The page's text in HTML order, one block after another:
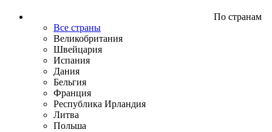
По странам
Все страны
Великобритания
Швейцария
Испания
Дания
Бельгия
Франция
Республика Ирландия
Литва
Польша